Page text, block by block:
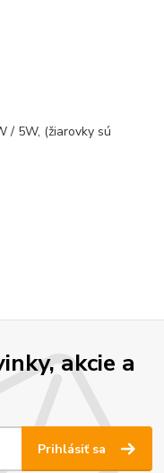
/ 5W, (žiarovky sú
akcie a
Prihlásiť sa